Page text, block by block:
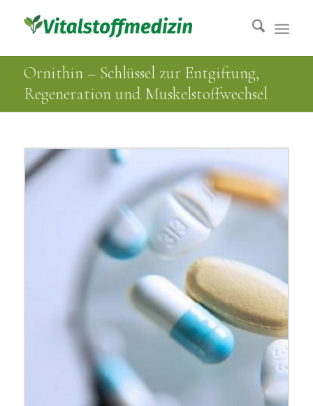
Ornithin – Schlüssel zur Entgiftung,
Regeneration und Muskelstoffwechsel